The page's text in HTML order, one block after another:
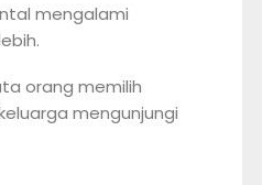
mengalami
orang memilih
mengunjungi